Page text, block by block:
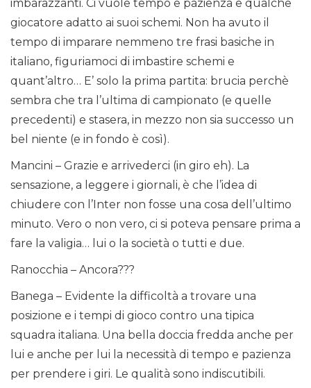
imbarazzanti. Ci vuole tempo e pazienza e qualche
giocatore adatto ai suoi schemi. Non ha avuto il
tempo di imparare nemmeno tre frasi basiche in
italiano, figuriamoci di imbastire schemi e
quant’altro… E’ solo la prima partita: brucia perchè
sembra che tra l’ultima di campionato (e quelle
precedenti) e stasera, in mezzo non sia successo un
bel niente (e in fondo è così).
Mancini – Grazie e arrivederci (in giro eh). La
sensazione, a leggere i giornali, è che l’idea di
chiudere con l’Inter non fosse una cosa dell’ultimo
minuto. Vero o non vero, ci si poteva pensare prima a
fare la valigia… lui o la società o tutti e due.
Ranocchia – Ancora???
Banega – Evidente la difficoltà a trovare una
posizione e i tempi di gioco contro una tipica
squadra italiana. Una bella doccia fredda anche per
lui e anche per lui la necessità di tempo e pazienza
per prendere i giri. Le qualità sono indiscutibili.